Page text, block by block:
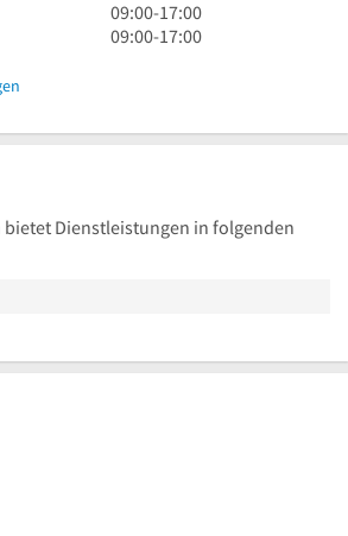
17
Uhr
bis
17
Uhr
bis
9
Uhr
09:00-17:00
9
Uhr
09:00-17:00
bietet Dienstleistungen in folgenden